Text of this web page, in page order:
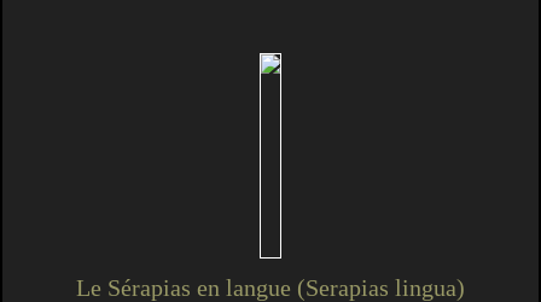
Le Sérapias en langue (Serapias lingua)